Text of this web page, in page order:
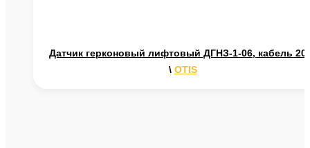
Датчик герконовый лифтовый ДГНЗ-1-06, кабель 20
\ OTIS